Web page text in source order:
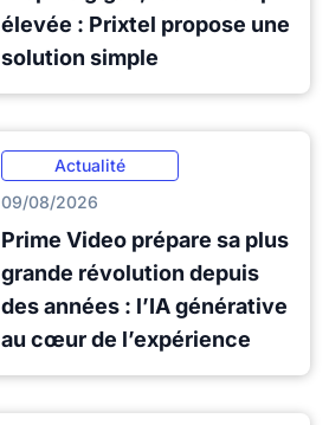
élevée : Prixtel propose une
solution simple
Actualité
09/08/2026
Prime Video prépare sa plus
grande révolution depuis
des années : l’IA générative
au cœur de l’expérience